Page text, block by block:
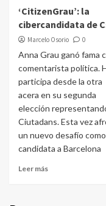
‘CitizenGrau’: la
cibercandidata de
Marcelo Osorio 0
Anna Grau ganó fama
comentarista política.
participa desde la otra
acera en su segunda
elección
Ciutadans. Esta vez
un nuevo desafío como
candidata a Barcelona
Leer más